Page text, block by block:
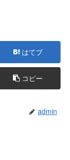
はてブ
コピー
admin